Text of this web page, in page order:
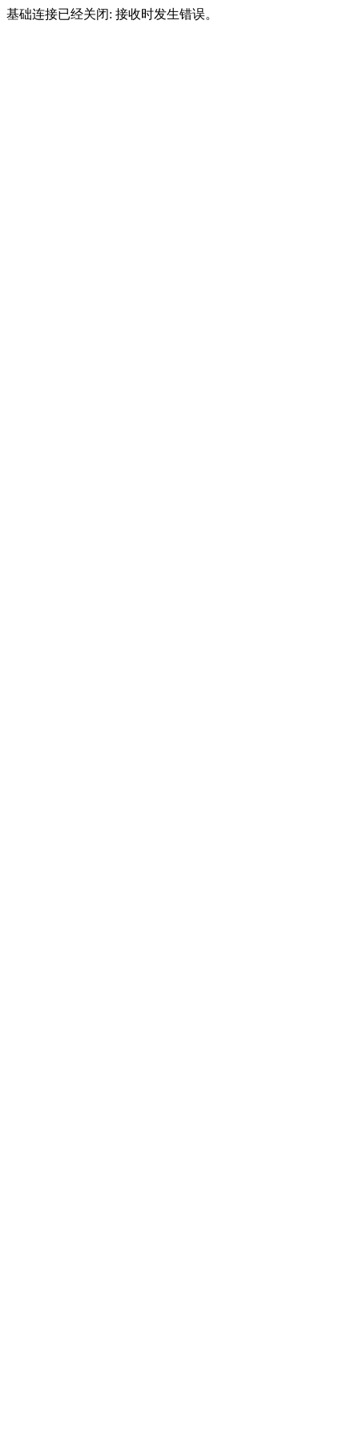
基础连接已经关闭: 接收时发生错误。